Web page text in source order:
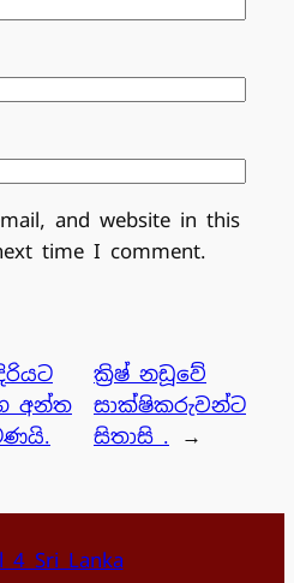
and website in this
time I comment.
අන්ත
ක්‍රිෂ් නඩූවේ
සාක්ෂිකරුවන්ට
සිතාසි .
→
4 Sri Lanka